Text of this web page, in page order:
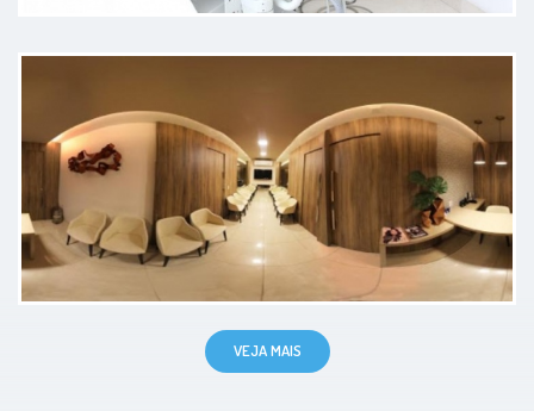
Excelente atendimento e muita
clareza nas orientações!
PacienteVEJA MAIS